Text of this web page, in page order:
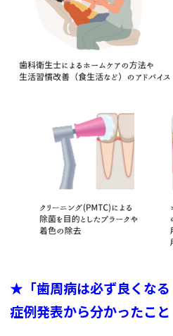
★「歯周病は必ず良くな
症例発表から分かったこと